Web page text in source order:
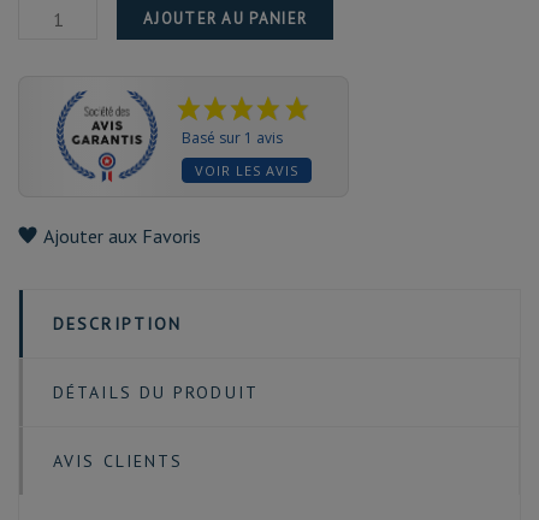
AJOUTER AU PANIER
Basé sur 1 avis
VOIR LES AVIS
Ajouter aux Favoris
DESCRIPTION
DÉTAILS DU PRODUIT
AVIS CLIENTS